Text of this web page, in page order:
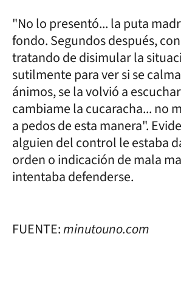
"No lo presentó... la puta
fondo. Segundos después,
tratando de disimular la
sutilmente para ver si se
ánimos, se la volvió a
cambiame la cucaracha... no
a pedos de esta manera".
alguien del control le estaba
orden o indicación de mala
intentaba defenderse.
FUENTE:minutouno.com